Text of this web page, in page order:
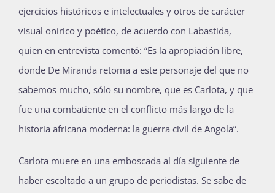
ejercicios históricos e intelectuales y otros de carácter
visual onírico y poético, de acuerdo con Labastida,
quien en entrevista comentó: “Es la apropiación libre,
donde De Miranda retoma a este personaje del que no
sabemos mucho, sólo su nombre, que es Carlota, y que
fue una combatiente en el conflicto más largo de la
historia africana moderna: la guerra civil de Angola”.
Carlota muere en una emboscada al día siguiente de
haber escoltado a un grupo de periodistas. Se sabe de